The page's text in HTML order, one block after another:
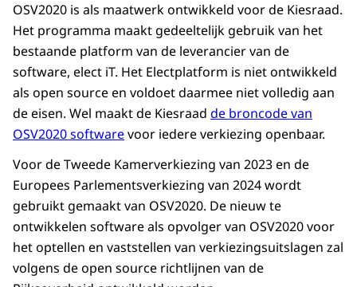
OSV2020 is als maatwerk ontwikkeld voor de Kiesraad.
Het programma maakt gedeeltelijk gebruik van het
bestaande platform van de leverancier van de
software, elect iT. Het Electplatform is niet ontwikkeld
als open source en voldoet daarmee niet volledig aan
de eisen. Wel maakt de Kiesraad de broncode van
OSV2020 softwarevoor iedere verkiezing openbaar.
Voor de Tweede Kamerverkiezing van 2023 en de
Europees Parlementsverkiezing van 2024 wordt
gebruikt gemaakt van OSV2020. De nieuw te
ontwikkelen software als opvolger van OSV2020 voor
het optellen en vaststellen van verkiezingsuitslagen zal
volgens de open source richtlijnen van de